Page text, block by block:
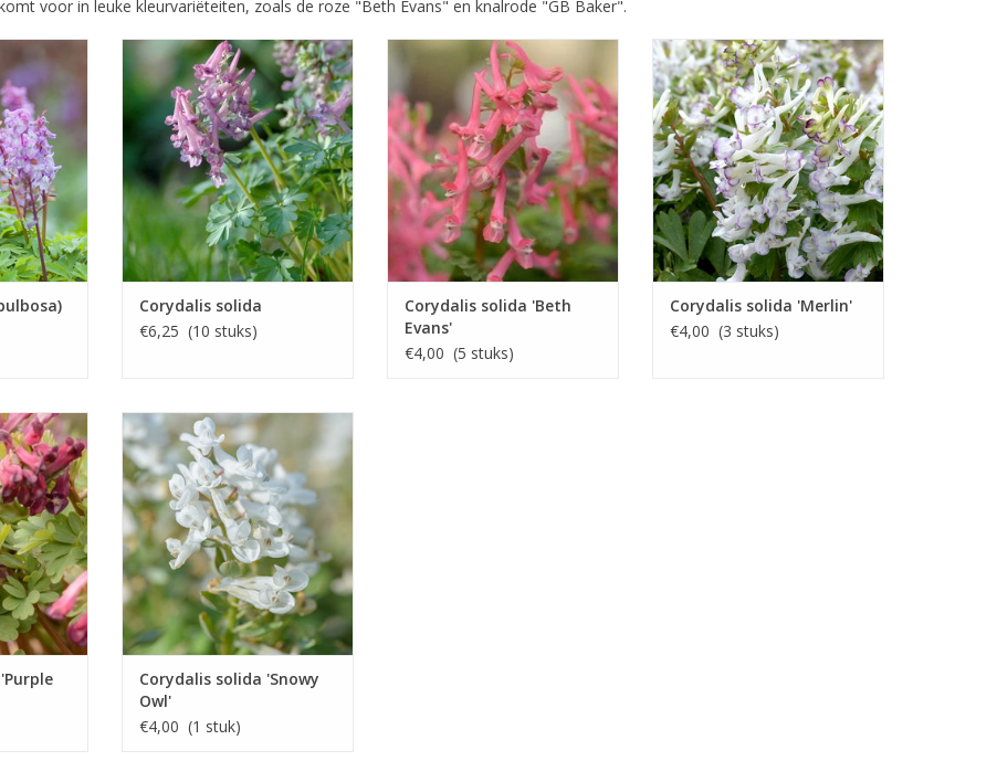
voor in leuke kleurvariëteiten, zoals de roze "Beth Evans" en knalrode "GB Baker".
35 cm
Vingerhelmbloem, stinzenplant
April, roze, 12 cm
Klein maar uitbundig
INFO EN KOPEN
Corydalis solida
€6,25 (10 stuks)
Roze vingerhelmbloem
Maart/april, roze, 12 cm
INFO EN KOPEN
Corydalis solida 'Beth
Evans'
€4,00 (5 stuks)
Vingerhelmbloem 'Merlin'
April, wit met paars, 12 cm
Een opvallende variëteit, waarbij
de witte bloemen een paars
randje hebben
INFO EN KOPEN
Corydalis solida 'Merlin'
€4,00 (3 stuks)
cm
Witte vingerhelmbloem
Maart/april, wit, 12cm
Dé zuiverwitte Vingerhelmbloem
INFO EN KOPEN
Corydalis solida 'Snowy
Owl'
€4,00 (1 stuk)